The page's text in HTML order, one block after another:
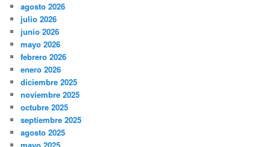
agosto 2026
julio 2026
junio 2026
mayo 2026
febrero 2026
enero 2026
diciembre 2025
noviembre 2025
octubre 2025
septiembre 2025
agosto 2025